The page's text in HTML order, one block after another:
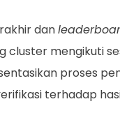
dan
cluster mengikuti
proses
terhadap